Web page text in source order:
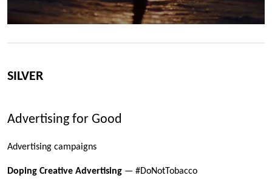
SILVER
Advertising for Good
Advertising campaigns
Doping Creative Advertising — #DoNotTobacco